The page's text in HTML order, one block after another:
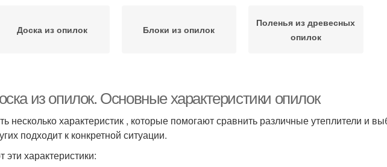
Доска из опилок Блоки из опилок
Поленья из древесных
опилок
из опилок. Основные характеристики опилок
несколько характеристик , которые помогают сравнить различные утеплители и
подходит к конкретной ситуации.
эти характеристики: